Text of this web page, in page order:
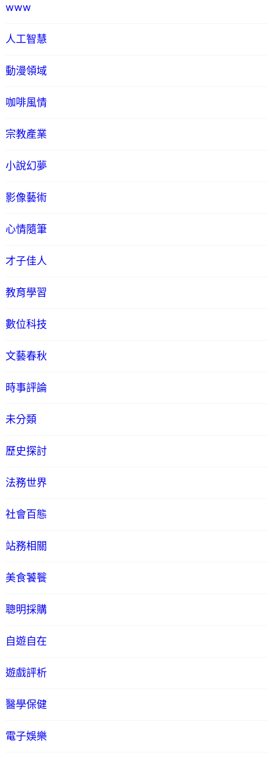
www
人工智慧
動漫領域
咖啡風情
宗教產業
小說幻夢
影像藝術
心情隨筆
才子佳人
教育學習
數位科技
文藝春秋
時事評論
未分類
歷史探討
法務世界
社會百態
站務相關
美食饕餮
聰明採購
自遊自在
遊戲評析
醫學保健
電子娛樂